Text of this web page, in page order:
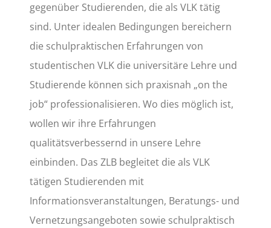
gegenüber Studierenden, die als VLK tätig
sind. Unter idealen Bedingungen bereichern
die schulpraktischen Erfahrungen von
studentischen VLK die universitäre Lehre und
Studierende können sich praxisnah „on the
job“ professionalisieren. Wo dies möglich ist,
wollen wir ihre Erfahrungen
qualitätsverbessernd in unsere Lehre
einbinden. Das ZLB begleitet die als VLK
tätigen Studierenden mit
Informationsveranstaltungen, Beratungs- und
Vernetzungsangeboten sowie schulpraktisch